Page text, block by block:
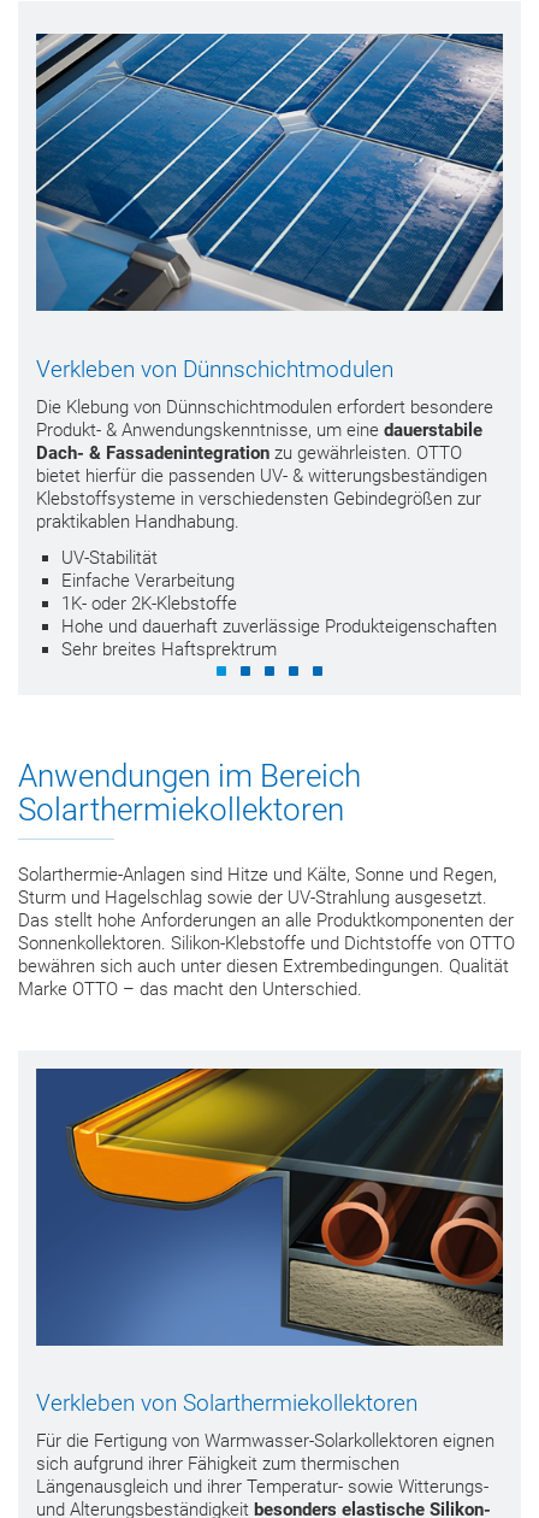
Verkleben von Dünnschichtmodulen
Die Klebung von Dünnschichtmodulen erfordert besondere
Produkt- & Anwendungskenntnisse, um eine dauerstabile
Dach- & Fassadenintegration zu gewährleisten. OTTO
bietet hierfür die passenden UV- & witterungsbeständigen
Klebstoffsysteme in verschiedensten Gebindegrößen zur
praktikablen Handhabung.
UV-Stabilität
Einfache Verarbeitung
1K- oder 2K-Klebstoffe
Hohe und dauerhaft zuverlässige Produkteigenschaften
Sehr breites Haftsprektrum
Anwendungen im Bereich
Solarthermiekollektoren
Solarthermie-Anlagen sind Hitze und Kälte, Sonne und Regen,
Sturm und Hagelschlag sowie der UV-Strahlung ausgesetzt.
Das stellt hohe Anforderungen an alle Produktkomponenten der
Sonnenkollektoren. Silikon-Klebstoffe und Dichtstoffe von OTTO
bewähren sich auch unter diesen Extrembedingungen. Qualität
Marke OTTO – das macht den Unterschied.
Verkleben von Solarthermiekollektoren
Für die Fertigung von Warmwasser-Solarkollektoren eignen
sich aufgrund ihrer Fähigkeit zum thermischen
Längenausgleich und ihrer Temperatur- sowie Witterungs-
und Alterungsbeständigkeit besonders elastische Silikon-